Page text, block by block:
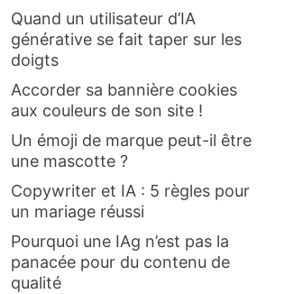
Quand un utilisateur d’IA
générative se fait taper sur les
doigts
Accorder sa bannière cookies
aux couleurs de son site !
Un émoji de marque peut-il être
une mascotte ?
Copywriter et IA : 5 règles pour
un mariage réussi
Pourquoi une IAg n’est pas la
panacée pour du contenu de
qualité